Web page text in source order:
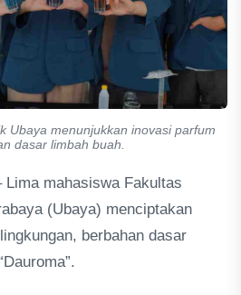
Ubaya menunjukkan inovasi parfum
dasar limbah buah.
Lima mahasiswa Fakultas
(Ubaya) menciptakan
berbahan dasar